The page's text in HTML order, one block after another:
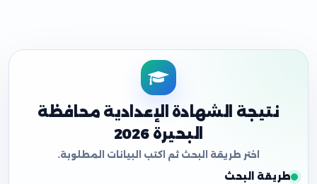
نتيجة الشهادة الإعدادية محافظة
البحيرة 2026
طريقة البحث